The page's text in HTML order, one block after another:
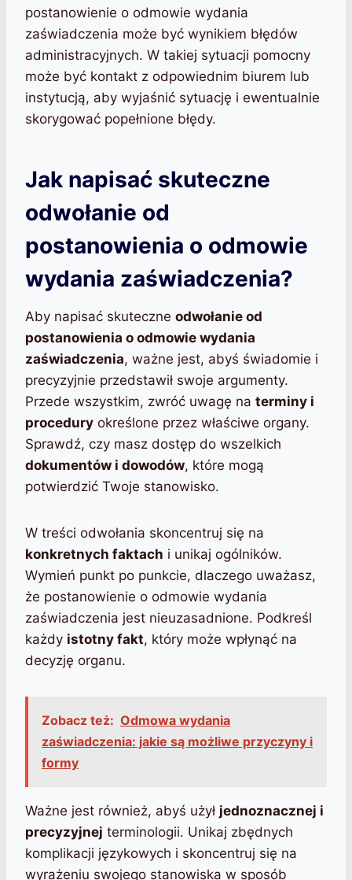
postanowienie o odmowie wydania
zaświadczenia może być wynikiem błędów
administracyjnych. W takiej sytuacji pomocny
może być kontakt z odpowiednim biurem lub
instytucją, aby wyjaśnić sytuację i ewentualnie
skorygować popełnione błędy.
Jak napisać skuteczne
odwołanie od
postanowienia o odmowie
wydania zaświadczenia?
Aby napisać skuteczne odwołanie od
postanowienia o odmowie wydania
zaświadczenia, ważne jest, abyś świadomie i
precyzyjnie przedstawił swoje argumenty.
Przede wszystkim, zwróć uwagę na terminy i
procedury określone przez właściwe organy.
Sprawdź, czy masz dostęp do wszelkich
dokumentów i dowodów, które mogą
potwierdzić Twoje stanowisko.
W treści odwołania skoncentruj się na
konkretnych faktach i unikaj ogólników.
Wymień punkt po punkcie, dlaczego uważasz,
że postanowienie o odmowie wydania
zaświadczenia jest nieuzasadnione. Podkreśl
każdy istotny fakt, który może wpłynąć na
decyzję organu.
Zobacz też: Odmowa wydania
zaświadczenia: jakie są możliwe przyczyny i
formy
Ważne jest również, abyś użył jednoznacznej i
precyzyjnej terminologii. Unikaj zbędnych
komplikacji językowych i skoncentruj się na
wyrażeniu swojego stanowiska w sposób